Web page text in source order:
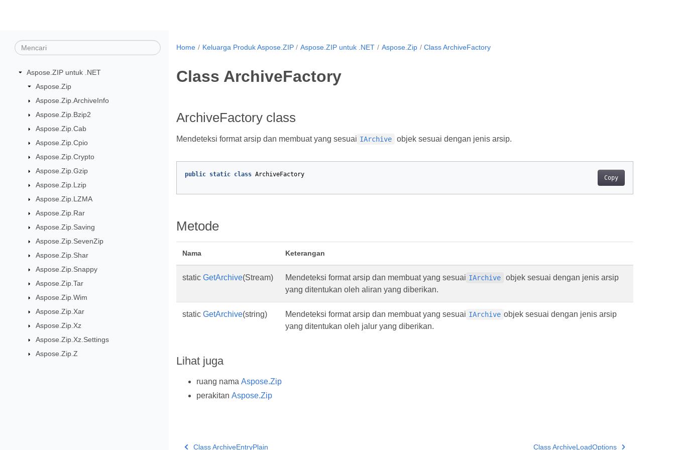
Aspose.ZIP untuk .NET
Aspose.Zip
Aspose.Zip.ArchiveInfo
Aspose.Zip.Bzip2
Aspose.Zip.Cab
Aspose.Zip.Cpio
Aspose.Zip.Crypto
Aspose.Zip.Gzip
Aspose.Zip.Lzip
Aspose.Zip.LZMA
Aspose.Zip.Rar
Aspose.Zip.Saving
Aspose.Zip.SevenZip
Aspose.Zip.Shar
Aspose.Zip.Snappy
Aspose.Zip.Tar
Aspose.Zip.Wim
Aspose.Zip.Xar
Aspose.Zip.Xz
Aspose.Zip.Xz.Settings
Aspose.Zip.Z
Home Keluarga Produk Aspose.ZIP Aspose.ZIP untuk .NET Aspose.Zip Class ArchiveFactory
Class ArchiveFactory
ArchiveFactory class
Mendeteksi format arsip dan membuat yang sesuai IArchive objek sesuai dengan jenis arsip.
Copy
public static class ArchiveFactory
Metode
Nama Keterangan
static GetArchive(Stream) Mendeteksi format arsip dan membuat yang sesuai IArchive
objek sesuai dengan jenis arsip
yang ditentukan oleh aliran yang diberikan.
static GetArchive(string) Mendeteksi format arsip dan membuat yang sesuai IArchive objek sesuai dengan jenis arsip
yang ditentukan oleh jalur yang diberikan.
Lihat juga
ruang nama Aspose.Zip
perakitan Aspose.Zip
Class ArchiveEntryPlain Class ArchiveLoadOptions